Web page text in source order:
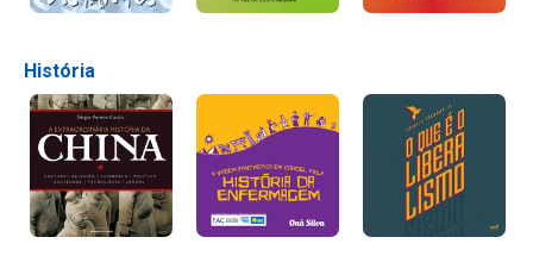
História